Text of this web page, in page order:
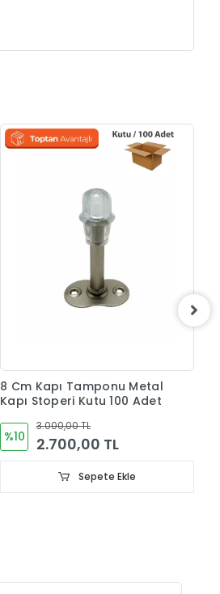
8 Cm Kapı Tamponu Metal
Kapı Stoperi Kutu 100 Adet
%10
3.000,00 TL
2.700,00 TL
Sepete Ekle